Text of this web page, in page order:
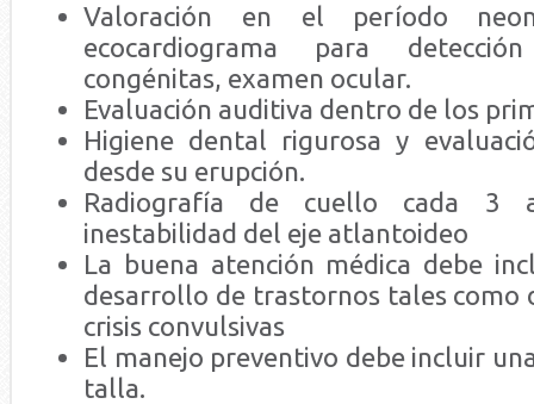
Valoración en el período
ecocardiograma para
congénitas, examen ocular.
Evaluación auditiva dentro de los
Higiene dental rigurosa y
desde su erupción.
Radiografía de cuello cada 3
inestabilidad del eje atlantoideo
La buena atención médica debe
desarrollo de trastornos tales como
crisis convulsivas
El manejo preventivo debe incluir
talla.